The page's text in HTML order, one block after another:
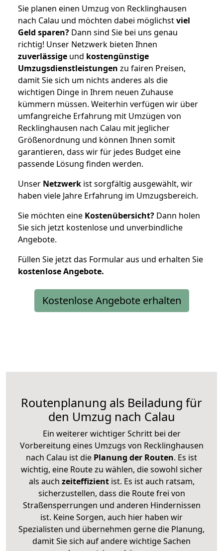
Sie planen einen Umzug von Recklinghausen
nach Calau und möchten dabei möglichstviel
Geld sparen? Dann sind Sie bei uns genau
richtig! Unser Netzwerk bieten Ihnen
zuverlässige und kostengünstige
Umzugsdienstleistungen zu fairen Preisen,
damit Sie sich um nichts anderes als die
wichtigen Dinge in Ihrem neuen Zuhause
kümmern müssen. Weiterhin verfügen wir über
umfangreiche Erfahrung mit Umzügen von
Recklinghausen nach Calau mit jeglicher
Größenordnung und können Ihnen somit
garantieren, dass wir für jedes Budget eine
passende Lösung finden werden.
Unser Netzwerk ist sorgfältig ausgewählt, wir
haben viele Jahre Erfahrung im Umzugsbereich.
Sie möchten eine Kostenübersicht? Dann holen
Sie sich jetzt kostenlose und unverbindliche
Angebote.
Füllen Sie jetzt das Formular aus und erhalten Sie
kostenloseAngebote.
Kostenlose Angebote erhalten
Routenplanung als Beiladung für
den Umzug nach Calau
Ein weiterer wichtiger Schritt bei der
Vorbereitung eines Umzugs von Recklinghausen
nach Calau ist die Planung der Routen. Es ist
wichtig, eine Route zu wählen, die sowohl sicher
als auch zeiteffizientist. Es ist auch ratsam,
sicherzustellen, dass die Route frei von
Straßensperrungen und anderen Hindernissen
ist. Keine Sorgen, auch hier haben wir
Spezialisten und übernehmen gerne die Planung,
damit Sie sich auf andere wichtige Sachen